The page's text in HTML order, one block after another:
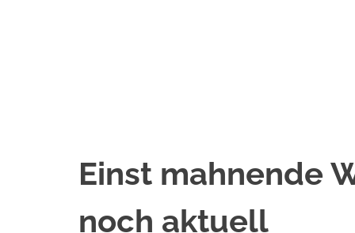
Einst mahnende
noch aktuell